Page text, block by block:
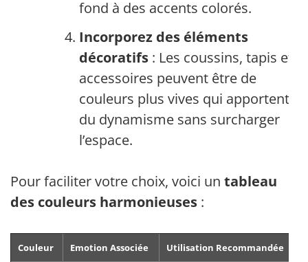
fond à des accents colorés.
Incorporez des éléments
décoratifs : Les coussins, tapis et
accessoires peuvent être de
couleurs plus vives qui apportent
du dynamisme sans surcharger
l’espace.
Pour faciliter votre choix, voici un tableau
des couleurs harmonieuses :
Couleur Emotion Associée Utilisation Recommandée